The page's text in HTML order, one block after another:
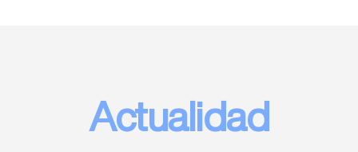
Actualidad